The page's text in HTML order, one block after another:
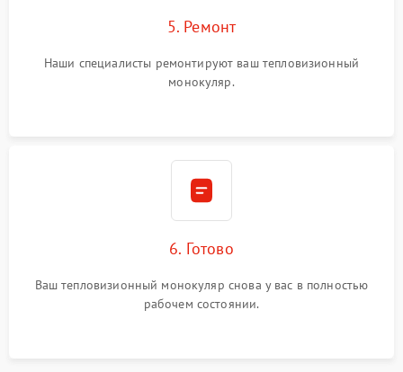
5. Ремонт
Наши специалисты ремонтируют ваш тепловизионный
монокуляр.
6. Готово
Ваш тепловизионный монокуляр снова у вас в полностью
рабочем состоянии.